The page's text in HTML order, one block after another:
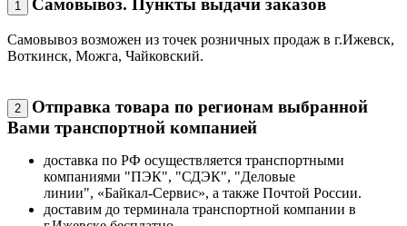
1
Самовывоз возможен из точек розничных продаж в г.Ижевск,
Воткинск, Можга, Чайковский.
2
Отправка товара по регионам выбранной
Вами транспортной компанией
доставка по РФ осуществляется транспортными
компаниями "ПЭК", "СДЭК", "Деловые
линии", «Байкал-Сервис», а также Почтой России.
доставим до терминала транспортной компании в